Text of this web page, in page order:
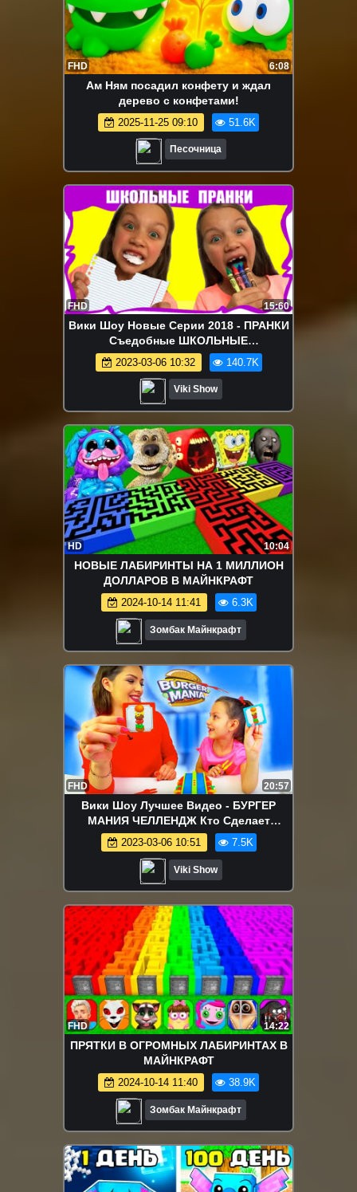
FHD 6:08
Ам Ням посадил конфету и ждал
дерево с конфетами!
2025-11-25 09:10 51.6K
Песочница
FHD 15:60
Вики Шоу Новые Серии 2018 - ПРАНКИ
Съедобные ШКОЛЬНЫЕ
Принадлежности ПРОТИВ Обычной
Канцелярии Back to School Pranks //
Вики Шоу
2023-03-06 10:32 140.7K
Viki Show
HD 10:04
НОВЫЕ ЛАБИРИНТЫ НА 1 МИЛЛИОН
ДОЛЛАРОВ В МАЙНКРАФТ
2024-10-14 11:41 6.3K
Зомбак Майнкрафт
FHD 20:57
Вики Шоу Лучшее Видео - БУРГЕР
МАНИЯ ЧЕЛЛЕНДЖ Кто Сделает
Больше Всего Гамбургеров BURGER
MANIA CHALLENGE /// Вики Шоу
2023-03-06 10:51 7.5K
Viki Show
FHD 14:22
ПРЯТКИ В ОГРОМНЫХ ЛАБИРИНТАХ В
МАЙНКРАФТ
2024-10-14 11:40 38.9K
Зомбак Майнкрафт